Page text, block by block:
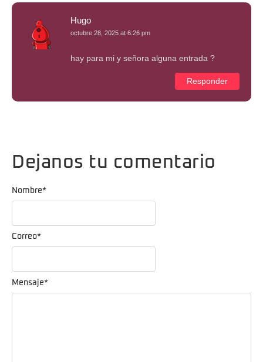
Hugo
octubre 28, 2025 at 6:26 pm
hay para mi y señora alguna entrada ?
Responder
Dejanos tu comentario
Mensaje*
Nombre*
Correo*